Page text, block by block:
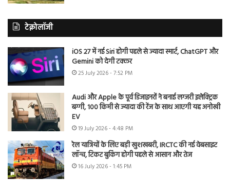
टेक्नोलॉजी
iOS 27 में नई Siri होगी पहले से ज्यादा स्मार्ट, ChatGPT और
Gemini को देगी टक्कर
25 July 2026 - 7:52 PM
Audi और Apple के पूर्व डिजाइनरों ने बनाई लग्जरी इलेक्ट्रिक
बग्गी, 100 किमी से ज्यादा की रेंज के साथ आएगी यह अनोखी
EV
19 July 2026 - 4:48 PM
रेल यात्रियों के लिए बड़ी खुशखबरी, IRCTC की नई वेबसाइट
लॉन्च, टिकट बुकिंग होगी पहले से आसान और तेज
16 July 2026 - 1:45 PM